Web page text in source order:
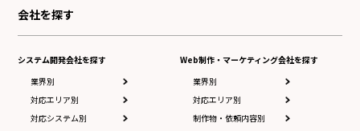
会社を探す
システム開発会社を探す
業界別
対応エリア別
対応システム別
Web制作・マーケティング会社を探す
業界別
対応エリア別
制作物・依頼内容別